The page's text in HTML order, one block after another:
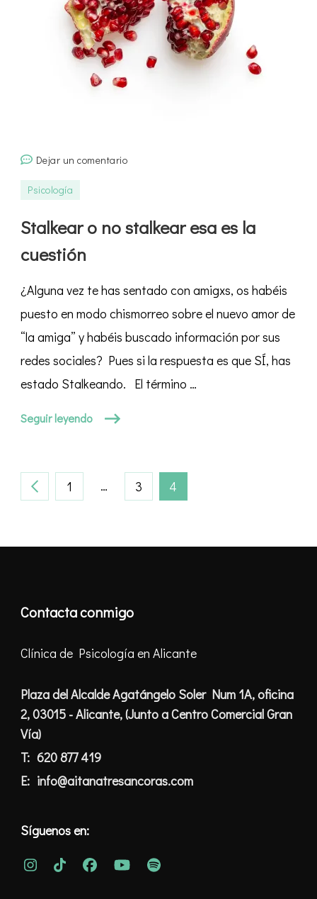
Dejar un comentarioen
stalkear
la
Psicología
Stalkear o no stalkear esa es la
cuestión
¿Alguna vez te has sentado con amigxs, os habéis
puesto en modo chismorreo sobre el nuevo amor de
“la amiga” y habéis buscado información por sus
redes sociales? Pues si la respuesta es que SÍ, has
estado Stalkeando. El término …
Seguir leyendo
Paginación
de
PÁGINA
1 … PÁGINA
3 PÁGINA
4
Contacta conmigo
Clínica de Psicología en Alicante
Plaza del Alcalde Agatángelo Soler Num 1A, oficina
2, 03015 - Alicante, (Junto a Centro Comercial Gran
Vía)
T: 620 877 419
E: info@aitanatresancoras.com
Síguenos en: